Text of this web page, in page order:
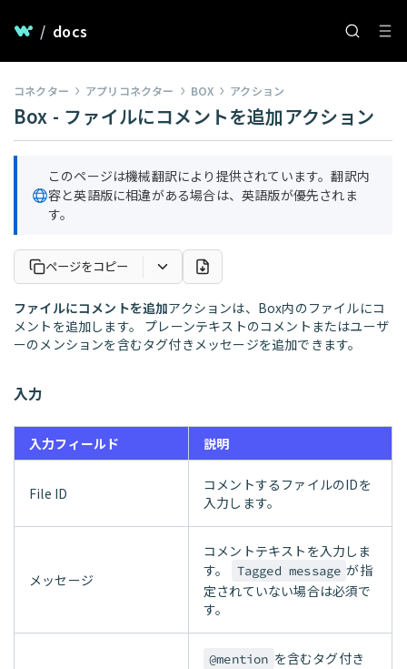
/ docs
コネクター アプリコネクター BOX アクション
Box - ファイルにコメントを追加アクション
このページは機械翻訳により提供されています。翻訳内
容と英語版に相違がある場合は、英語版が優先されま
す。
ページをコピー
ファイルにコメントを追加アクションは、Box内のファイルにコ
メントを追加します。 プレーンテキストのコメントまたはユーザ
ーのメンションを含むタグ付きメッセージを追加できます。
入力
入力フィールド 説明
File ID
コメントするファイルのIDを
入力します。
メッセージ
コメントテキストを入力しま
す。
Tagged message が指
定されていない場合は必須で
す。
@mention を含むタグ付き